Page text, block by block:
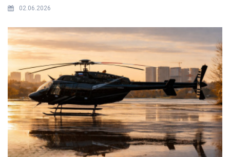
02.06.2026